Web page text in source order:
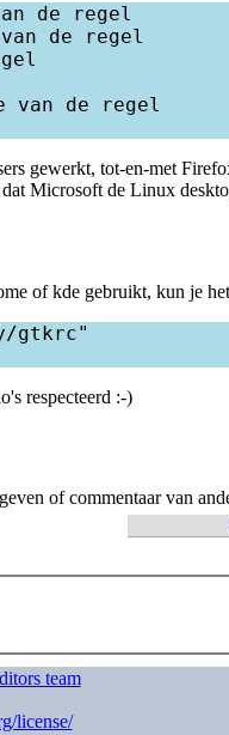
de regel
de regel
de regel
gewerkt, tot-en-met
Microsoft de Linux
of kde gebruikt, kun je
gtkrc"
respecteerd :-)
of commentaar van
team
license/